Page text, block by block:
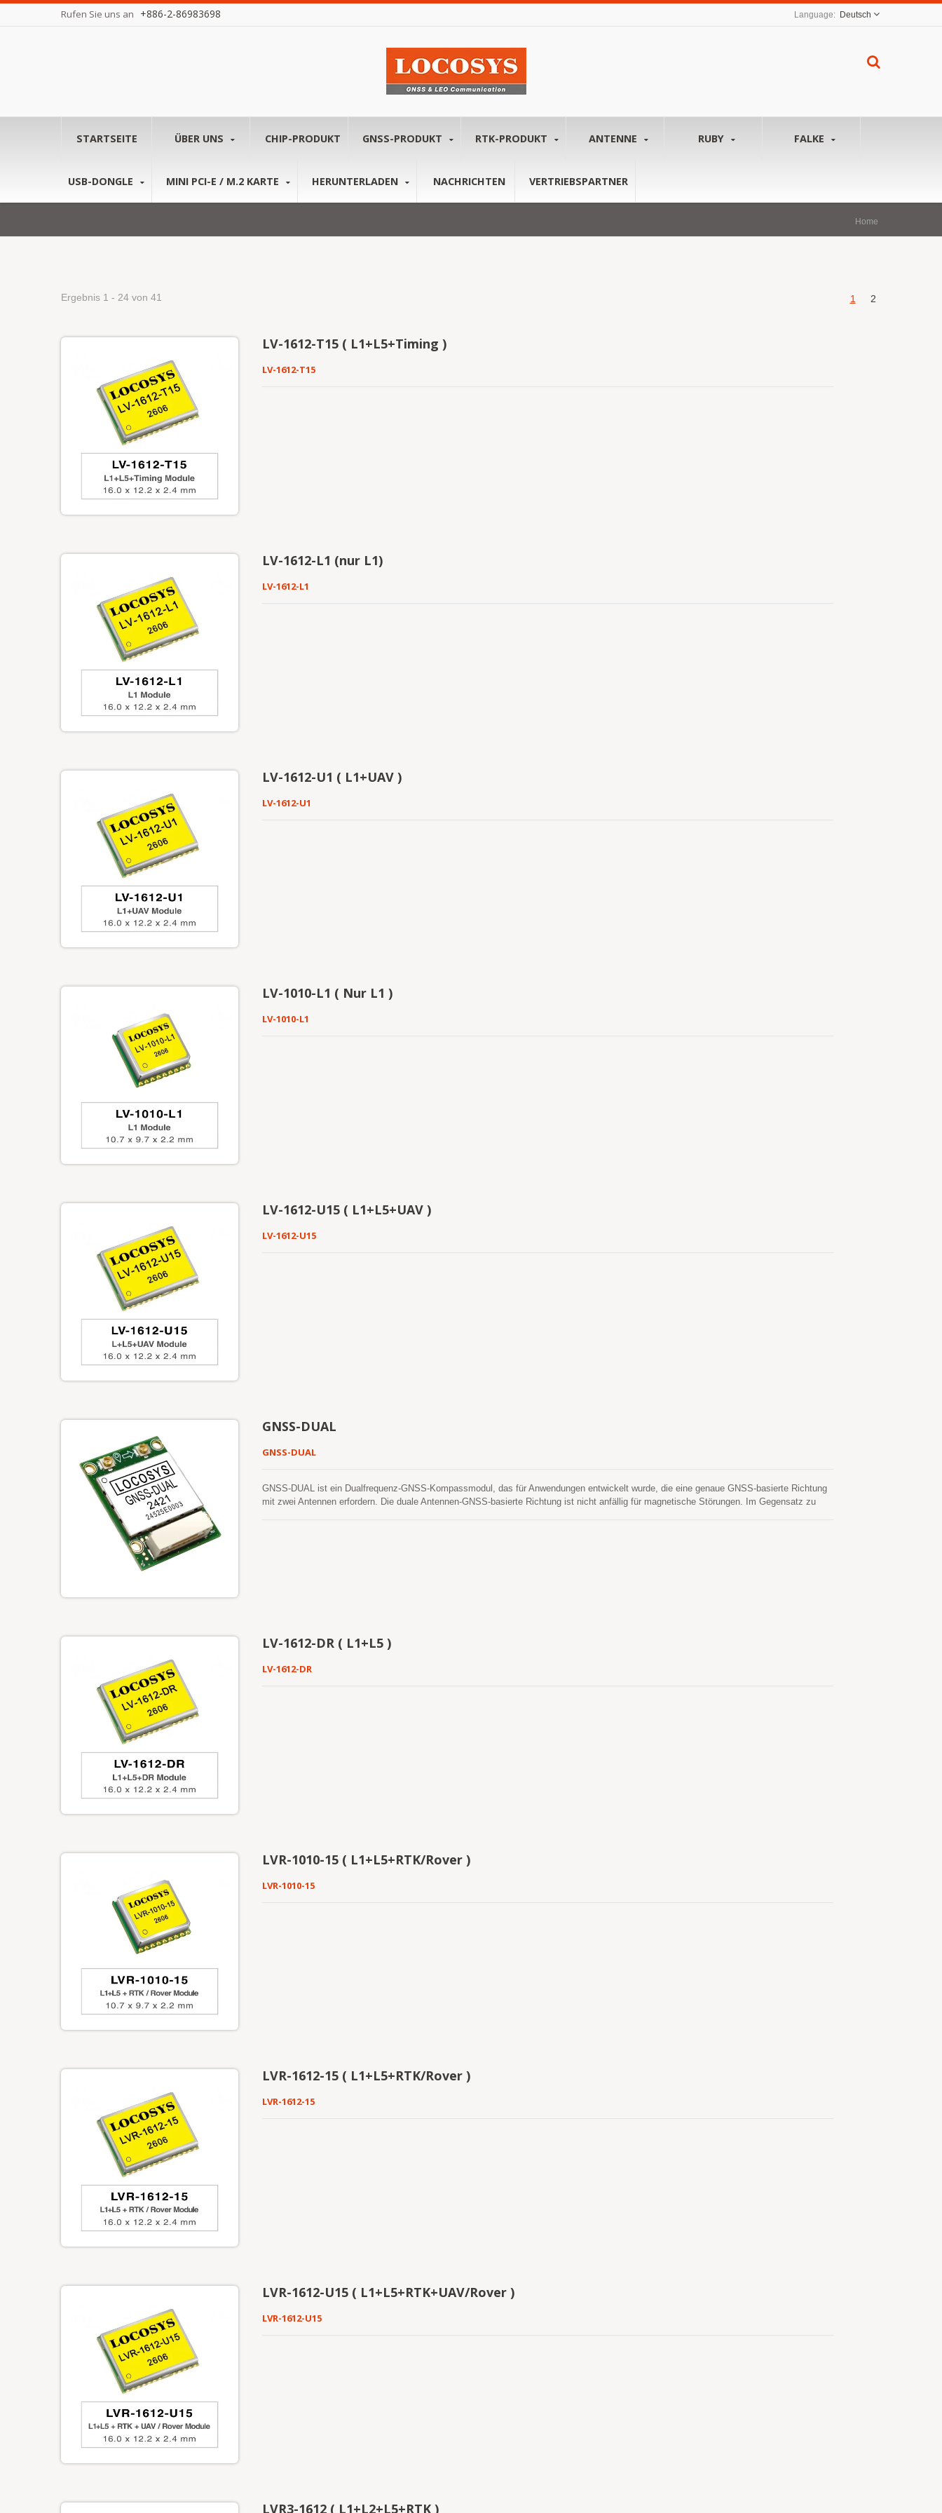
Rufen Sie uns an +886-2-86983698 Deutsch
STARTSEITE ÜBER UNS CHIP-PRODUKT GNSS-PRODUKT RTK-PRODUKT ANTENNE RUBY FALKE
USB-DONGLE MINI PCI-E / M.2 KARTE HERUNTERLADEN NACHRICHTEN VERTRIEBSPARTNER
Home
Ergebnis 1 - 24 von 41 1 2
LV-1612-T15 ( L1+L5+Timing )
LV-1612-T15
LV-1612-L1 (nur L1)
LV-1612-L1
LV-1612-U1 ( L1+UAV )
LV-1612-U1
LV-1010-L1 ( Nur L1 )
LV-1010-L1
LV-1612-U15 ( L1+L5+UAV )
LV-1612-U15
GNSS-DUAL
GNSS-DUAL
GNSS-DUAL ist ein Dualfrequenz-GNSS-Kompassmodul, das für Anwendungen entwickelt wurde, die eine genaue GNSS-basierte Richtung
mit zwei Antennen erfordern. Die duale Antennen-GNSS-basierte Richtung ist nicht anfällig für magnetische Störungen. Im Gegensatz zu
LV-1612-DR ( L1+L5 )
LV-1612-DR
LVR-1010-15 ( L1+L5+RTK/Rover )
LVR-1010-15
LVR-1612-15 ( L1+L5+RTK/Rover )
LVR-1612-15
LVR-1612-U15 ( L1+L5+RTK+UAV/Rover )
LVR-1612-U15
LVR3-1612 ( L1+L2+L5+RTK )